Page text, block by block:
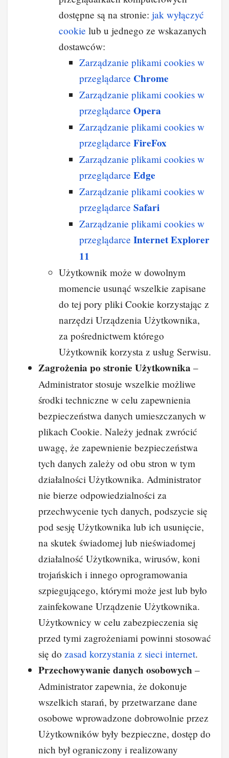
dostępne są na stronie: jak wyłączyć
cookie lub u jednego ze wskazanych
dostawców:
Zarządzanie plikami cookies w
przeglądarce Chrome
Zarządzanie plikami cookies w
przeglądarce Opera
Zarządzanie plikami cookies w
przeglądarce FireFox
Zarządzanie plikami cookies w
przeglądarce Edge
Zarządzanie plikami cookies w
przeglądarce Safari
Zarządzanie plikami cookies w
przeglądarce Internet Explorer
11
Użytkownik może w dowolnym
momencie usunąć wszelkie zapisane
do tej pory pliki Cookie korzystając z
narzędzi Urządzenia Użytkownika,
za pośrednictwem którego
Użytkownik korzysta z usług Serwisu.
Zagrożenia po stronie Użytkownika –
Administrator stosuje wszelkie możliwe
środki techniczne w celu zapewnienia
bezpieczeństwa danych umieszczanych w
plikach Cookie. Należy jednak zwrócić
uwagę, że zapewnienie bezpieczeństwa
tych danych zależy od obu stron w tym
działalności Użytkownika. Administrator
nie bierze odpowiedzialności za
przechwycenie tych danych, podszycie się
pod sesję Użytkownika lub ich usunięcie,
na skutek świadomej lub nieświadomej
działalność Użytkownika, wirusów, koni
trojańskich i innego oprogramowania
szpiegującego, którymi może jest lub było
zainfekowane Urządzenie Użytkownika.
Użytkownicy w celu zabezpieczenia się
przed tymi zagrożeniami powinni stosować
się do zasad korzystania z sieci internet.
Przechowywanie danych osobowych –
Administrator zapewnia, że dokonuje
wszelkich starań, by przetwarzane dane
osobowe wprowadzone dobrowolnie przez
Użytkowników były bezpieczne, dostęp do
nich był ograniczony i realizowany